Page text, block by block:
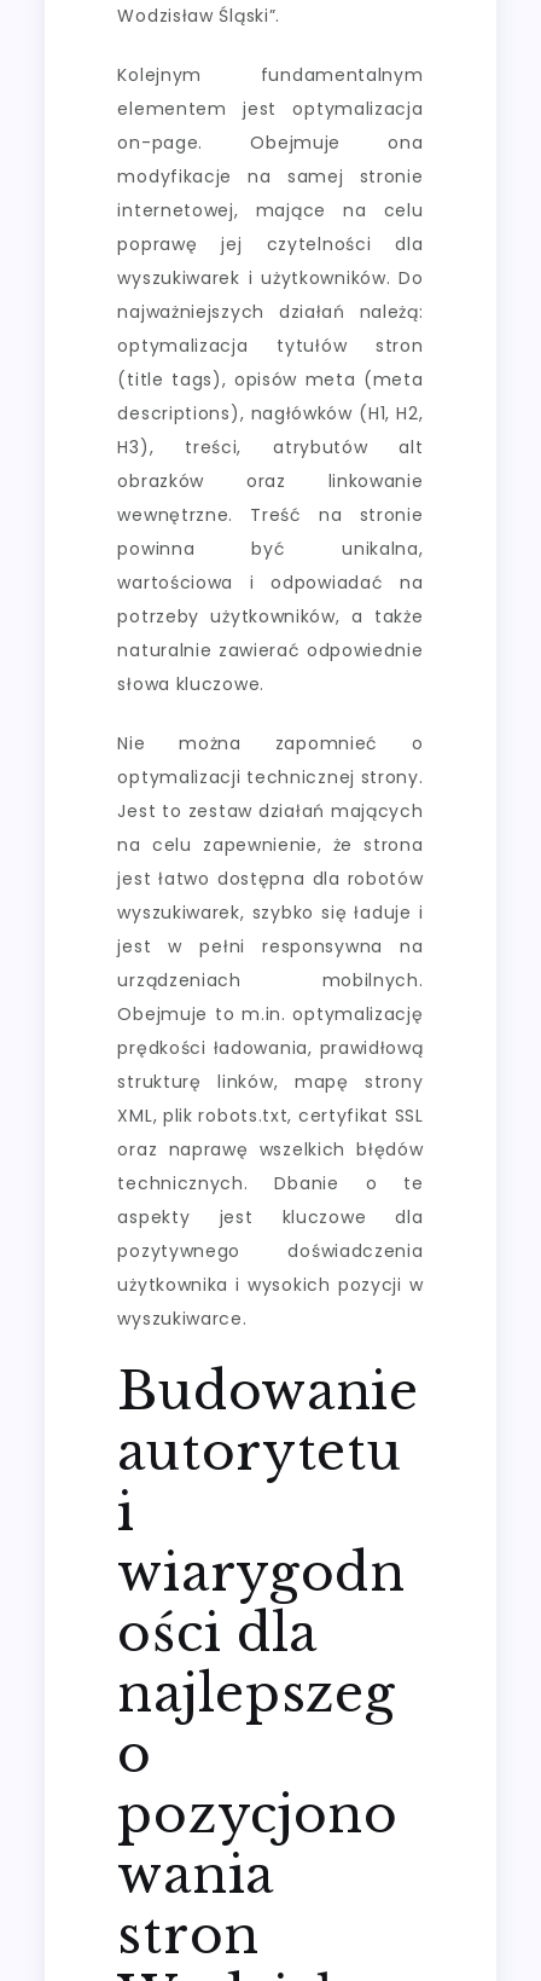
Wodzisław Śląski”.
Kolejnym fundamentalnym
elementem jest optymalizacja
on-page. Obejmuje ona
modyfikacje na samej stronie
internetowej, mające na celu
poprawę jej czytelności dla
wyszukiwarek i użytkowników. Do
najważniejszych działań należą:
optymalizacja tytułów stron
(title tags), opisów meta (meta
descriptions), nagłówków (H1, H2,
H3), treści, atrybutów alt
obrazków oraz linkowanie
wewnętrzne. Treść na stronie
powinna być unikalna,
wartościowa i odpowiadać na
potrzeby użytkowników, a także
naturalnie zawierać odpowiednie
słowa kluczowe.
Nie można zapomnieć o
optymalizacji technicznej strony.
Jest to zestaw działań mających
na celu zapewnienie, że strona
jest łatwo dostępna dla robotów
wyszukiwarek, szybko się ładuje i
jest w pełni responsywna na
urządzeniach mobilnych.
Obejmuje to m.in. optymalizację
prędkości ładowania, prawidłową
strukturę linków, mapę strony
XML, plik robots.txt, certyfikat SSL
oraz naprawę wszelkich błędów
technicznych. Dbanie o te
aspekty jest kluczowe dla
pozytywnego doświadczenia
użytkownika i wysokich pozycji w
wyszukiwarce.
Budowanie
autorytetu
i
wiarygodn
ości dla
najlepszeg
o
pozycjono
wania
stron